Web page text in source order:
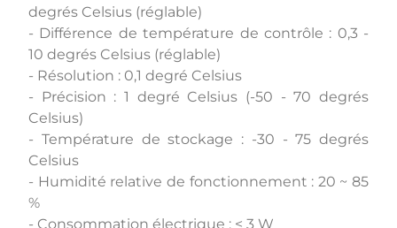
degrés Celsius (réglable)
- Différence de température de contrôle : 0,3 -
10 degrés Celsius (réglable)
- Résolution : 0,1 degré Celsius
- Précision : 1 degré Celsius (-50 - 70 degrés
Celsius)
- Température de stockage : -30 - 75 degrés
Celsius
- Humidité relative de fonctionnement : 20 ~ 85
%
- Consommation électrique : < 3 W